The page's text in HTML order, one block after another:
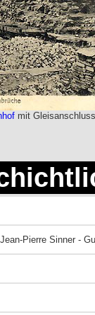
mit
Pierre Sinner -